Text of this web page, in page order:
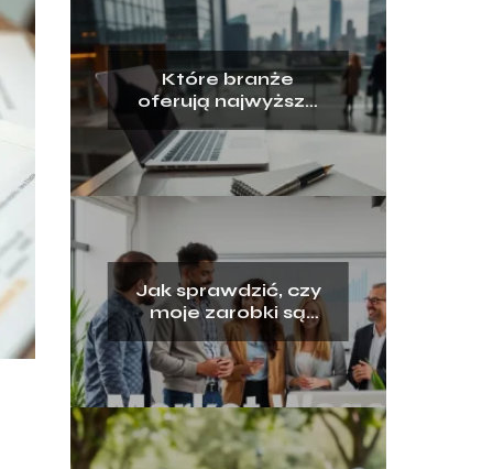
Które branże
oferują najwyższe
zarobki?
Jak sprawdzić, czy
moje zarobki są
rynkowe?